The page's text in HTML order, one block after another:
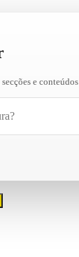
e conteúdos